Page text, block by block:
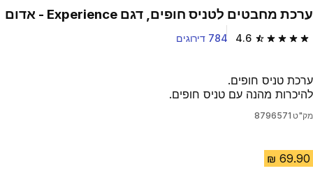
ערכת מחבטים לטניס חופים, דגם Experience - אדום
4.6 4.6 out of 5 stars from 784 reviews 784 דירוגים
ערכת טניס חופים.
להיכרות מהנה עם טניס חופים.
מק"ט 8796571